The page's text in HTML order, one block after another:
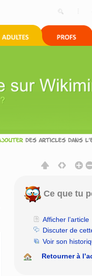
Ce que tu
Afficher l’article
Discuter de
Voir son
Retourner à